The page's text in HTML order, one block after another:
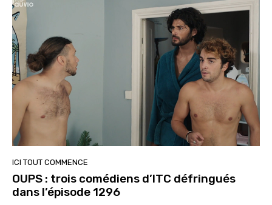
ICI TOUT COMMENCE
OUPS : trois comédiens d’ITC défringués
dans l’épisode 1296